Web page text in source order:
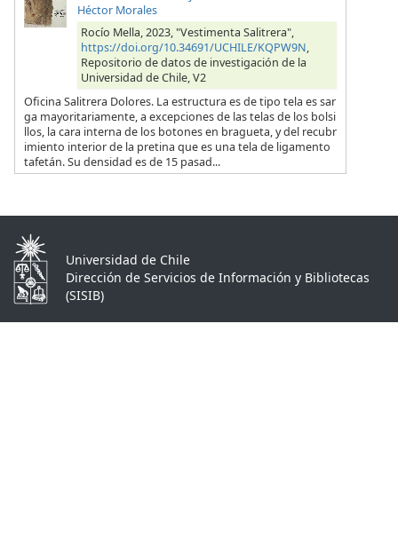
Héctor Morales
Rocío Mella, 2023, "Vestimenta Salitrera",
https://doi.org/10.34691/UCHILE/KQPW9N,
Repositorio de datos de investigación de la
Universidad de Chile, V2
Oficina Salitrera Dolores. La estructura es de tipo tela es sar
ga mayoritariamente, a excepciones de las telas de los bolsi
llos, la cara interna de los botones en bragueta, y del recubr
imiento interior de la pretina que es una tela de ligamento
tafetán. Su densidad es de 15 pasad...
Universidad de Chile
Dirección de Servicios de Información y Bibliotecas
(SISIB)